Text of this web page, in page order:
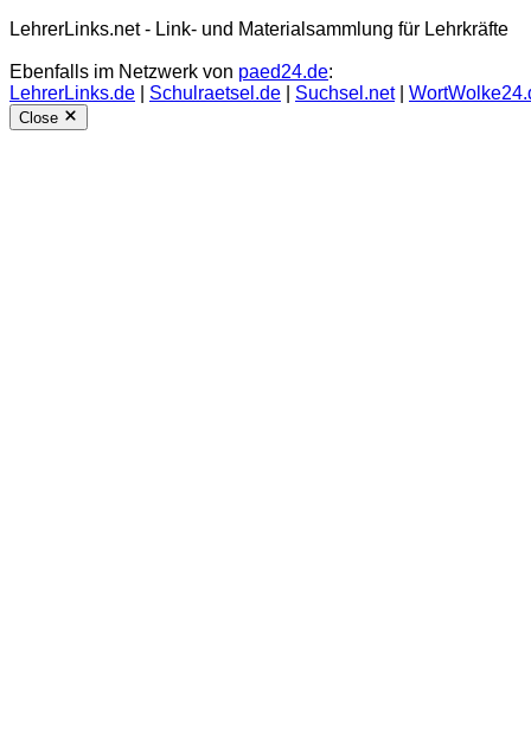
LehrerLinks.net - Link- und Materialsammlung für Lehrkräfte
Ebenfalls im Netzwerk von paed24.de:
LehrerLinks.de
Schulraetsel.de Suchsel.net|
Close